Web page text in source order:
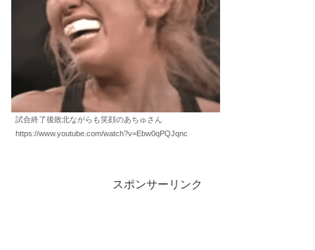
試合終了後敗北ながらも笑顔のあちゅさん
https://www.youtube.com/watch?v=Ebw0qPQJqnc
スポンサーリンク